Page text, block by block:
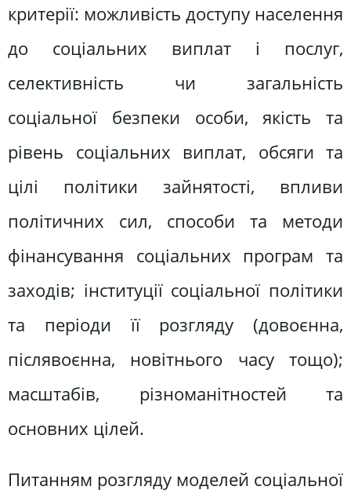
критерії: можливість доступу населення
до соціальних виплат і послуг,
селективність чи загальність
соціальної безпеки особи, якість та
рівень соціальних виплат, обсяги та
цілі політики зайнятості, впливи
політичних сил, способи та методи
фінансування соціальних програм та
заходів; інституції соціальної політики
та періоди її розгляду (довоєнна,
післявоєнна, новітнього часу тощо);
масштабів, різноманітностей та
основних цілей.
Питанням розгляду моделей соціальної